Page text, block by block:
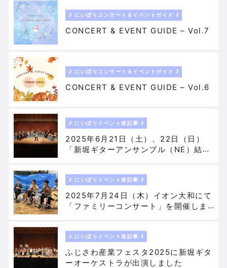
♪ にいぼりコンサート＆イベントガイド ♪
CONCERT & EVENT GUIDE – Vol.7
♪ にいぼりコンサート＆イベントガイド ♪
CONCERT & EVENT GUIDE – Vol.6
♪ にいぼりイベント後記事 ♪
2025年6月21日（土）、22日（日）
「新堀ギターアンサンブル（NE）結成
♪ にいぼりイベント後記事 ♪
2025年7月24日（木）イオン大和にて
「ファミリーコンサート」を開催しま
♪ にいぼりイベント後記事 ♪
ふじさわ産業フェスタ2025に新堀ギタ
ーオーケストラが出演しました